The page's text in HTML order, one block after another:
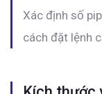
Xác định số
cách đặt lệnh